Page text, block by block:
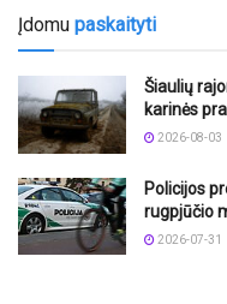
Įdomu paskaityti
Šiaulių
karinės
2026-08-03
Policijos
rugpjūčio
2026-07-31